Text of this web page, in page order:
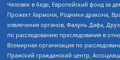
Человек в беде, Европейский фонд за
Прожект Хармони, Родники дракона,
извлечения органов, Фалунь Дафа,
по расследованию преследования в
Всемирная организация по
Пражский гражданский центр,